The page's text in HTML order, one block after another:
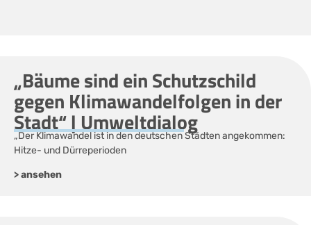
„Bäume sind ein Schutzschild
gegen Klimawandelfolgen in der
Stadt“ | Umweltdialog
„Der Klimawandel ist in den deutschen Städten angekommen:
Hitze- und Dürreperioden
> ansehen